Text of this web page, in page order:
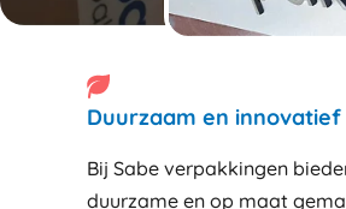
Duurzaam en innovatief
Bij Sabe verpakkingen
duurzame en op maat